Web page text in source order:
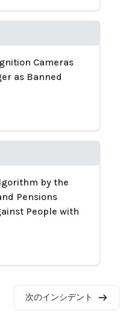
Cameras
as Banned
by the
Pensions
People with
次のインシデント